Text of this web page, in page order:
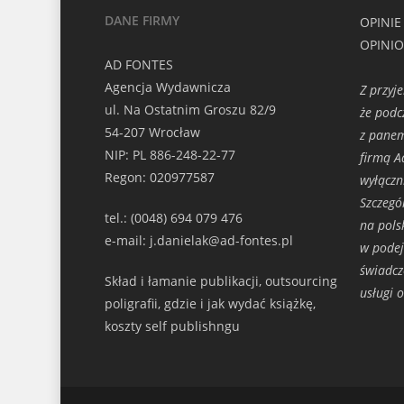
DANE FIRMY
AD FONTES
Agencja Wydawnicza
ul. Na Ostatnim Groszu 82/9
54-207 Wrocław
NIP: PL 886-248-22-77
Regon: 020977587
tel.: (0048) 694 079 476
e-mail: j.danielak@ad-fontes.pl
Skład i łamanie publikacji, outsourcing
poligrafii, gdzie i jak wydać książkę,
koszty self publishngu
Z
że
z
firmą
na
w
usługi